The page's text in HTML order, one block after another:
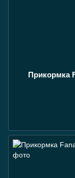
Прикормка